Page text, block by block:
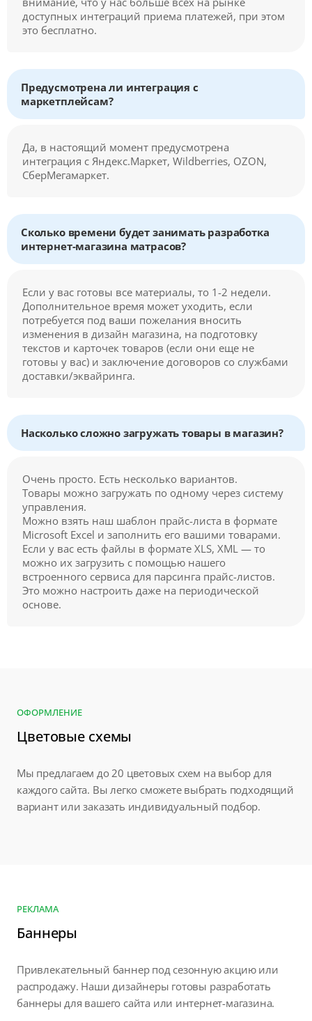
доступных интеграций приема платежей, при этом
это бесплатно.
Предусмотрена ли интеграция с
маркетплейсам?
Да, в настоящий момент предусмотрена
интеграция с Яндекс.Маркет, Wildberries, OZON,
СберМегамаркет.
Сколько времени будет занимать разработка
интернет-магазина матрасов?
Если у вас готовы все материалы, то 1-2 недели.
Дополнительное время может уходить, если
потребуется под ваши пожелания вносить
изменения в дизайн магазина, на подготовку
текстов и карточек товаров (если они еще не
готовы у вас) и заключение договоров со службами
доставки/эквайринга.
Насколько сложно загружать товары в магазин?
Очень просто. Есть несколько вариантов.
Товары можно загружать по одному через систему
управления.
Можно взять наш шаблон прайс-листа в формате
Microsoft Excel и заполнить его вашими товарами.
Если у вас есть файлы в формате XLS, XML — то
можно их загрузить с помощью нашего
встроенного сервиса для парсинга прайс-листов.
Это можно настроить даже на периодической
основе.
ОФОРМЛЕНИЕ
Цветовые схемы
Мы предлагаем до 20 цветовых схем на выбор для
каждого сайта. Вы легко сможете выбрать подходящий
вариант или заказать индивидуальный подбор.
РЕКЛАМА
Баннеры
Привлекательный баннер под сезонную акцию или
распродажу. Наши дизайнеры готовы разработать
баннеры для вашего сайта или интернет-магазина.